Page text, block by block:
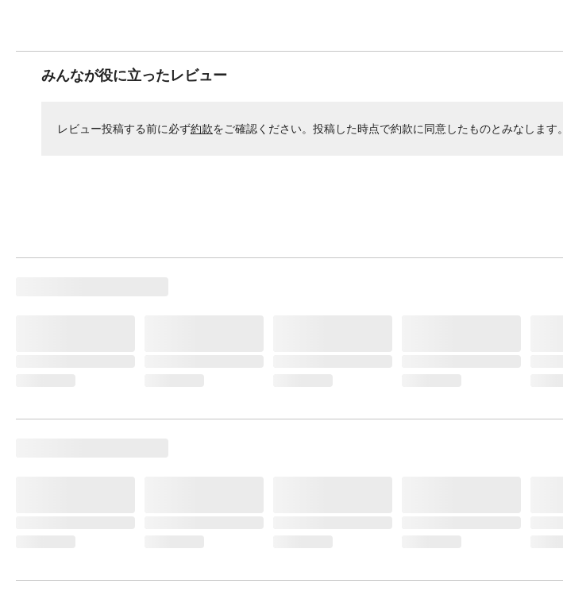
みんなが役に立ったレビュー
レビュー投稿する前に必ず約款をご確認ください。投稿した時点で約款に同意したものとみなします。